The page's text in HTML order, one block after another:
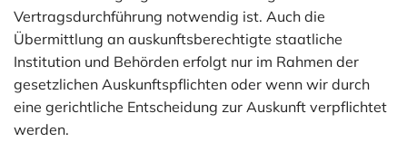
Vertragsdurchführung notwendig ist. Auch die
Übermittlung an auskunftsberechtigte staatliche
Institution und Behörden erfolgt nur im Rahmen der
gesetzlichen Auskunftspflichten oder wenn wir durch
eine gerichtliche Entscheidung zur Auskunft verpflichtet
werden.